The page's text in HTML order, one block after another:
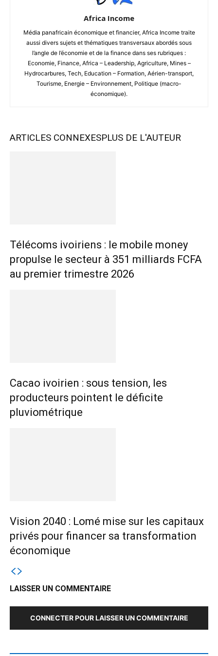
Africa Income
Média panafricain économique et financier, Africa Income traite
aussi divers sujets et thématiques transversaux abordés sous
l’angle de l’économie et de la finance dans ses rubriques :
Economie, Finance, Africa – Leadership, Agriculture, Mines –
Hydrocarbures, Tech, Education – Formation, Aérien-transport,
Tourisme, Energie – Environnement, Politique (macro-
économique).
ARTICLES CONNEXESPLUS DE L'AUTEUR
Télécoms ivoiriens : le mobile money
propulse le secteur à 351 milliards FCFA
au premier trimestre 2026
Cacao ivoirien : sous tension, les
producteurs pointent le déficite
pluviométrique
Vision 2040 : Lomé mise sur les capitaux
privés pour financer sa transformation
économique
LAISSER UN COMMENTAIRE
CONNECTER POUR LAISSER UN COMMENTAIRE